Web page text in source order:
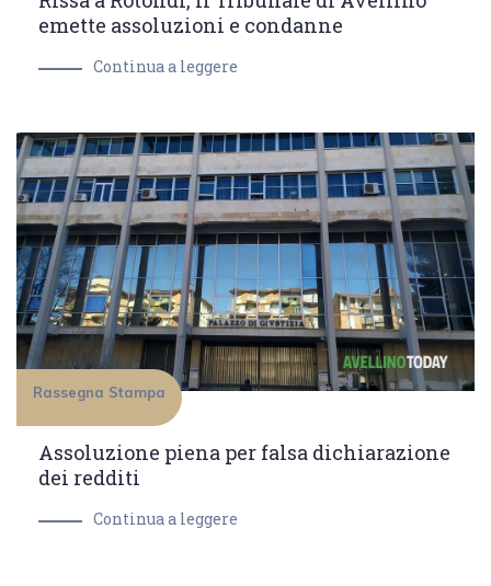
emette assoluzioni e condanne
Continua a leggere
Rassegna Stampa
Assoluzione piena per falsa dichiarazione
dei redditi
Continua a leggere